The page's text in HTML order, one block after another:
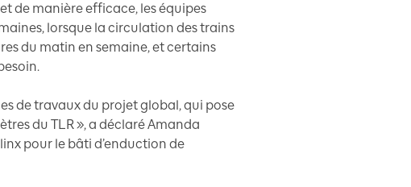
de manière efficace, les équipes
lorsque la circulation des trains
du matin en semaine, et certains
de travaux du projet global, qui pose
du TLR », a déclaré Amanda
pour le bâti d’enduction de